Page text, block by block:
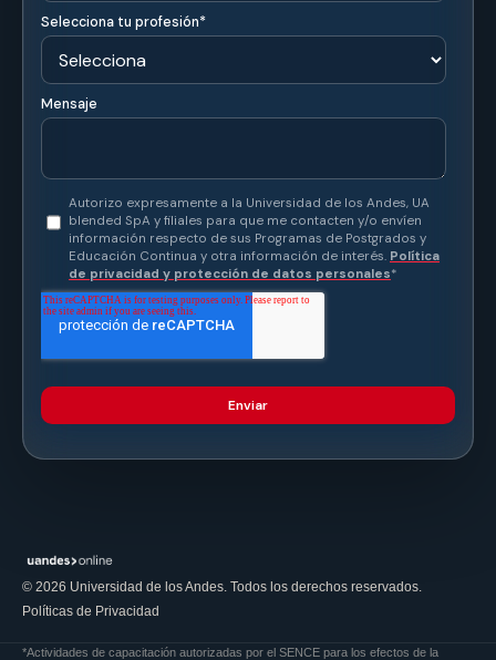
Acompañamiento académico durante todo el proceso
Docentes especializados
Especialistas con experiencia profesional y académica
de reconocida trayectoria.
© 2026 Universidad de los Andes. Todos los derechos reservados.
Políticas de Privacidad
*Actividades de capacitación autorizadas por el SENCE para los efectos de la